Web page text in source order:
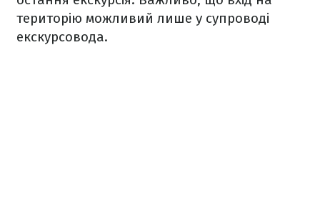
територію можливий лише у супроводі
екскурсовода.